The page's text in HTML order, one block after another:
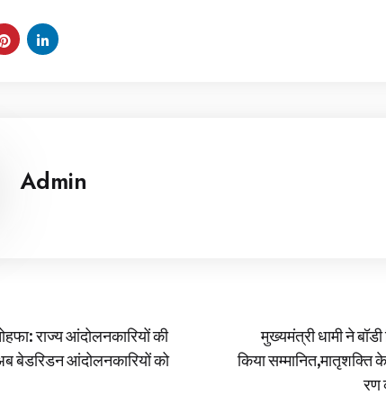
Admin
राज्य आंदोलनकारियों की
बेडरिडन आंदोलनकारियों को
मुख्यमंत्री धामी ने
किया
रण